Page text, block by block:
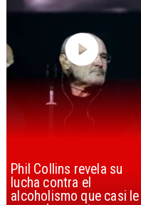
U2 lanza nuevo sencillo
con estribillo en español:
Streets of Dreams